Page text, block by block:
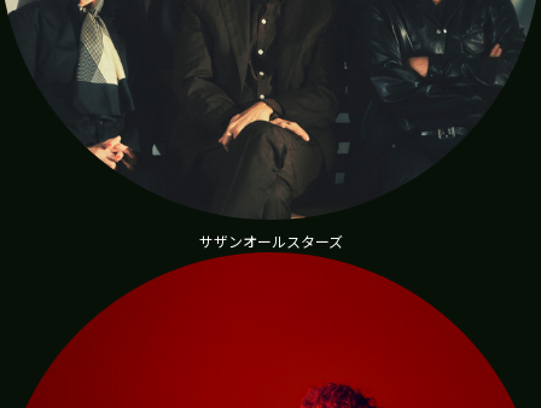
サザンオールスターズ
masamasa2241